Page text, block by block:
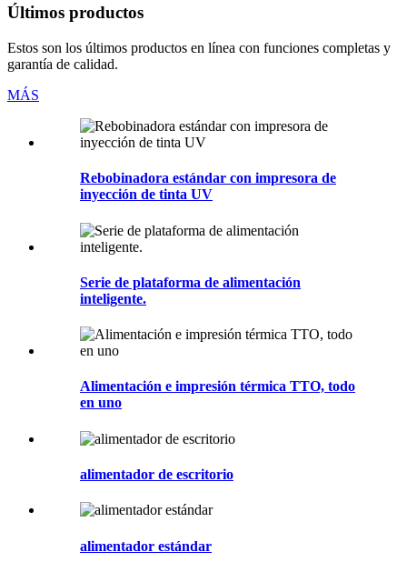
Últimos productos
Estos son los últimos productos en línea con funciones completas y
garantía de calidad.
MÁS
Rebobinadora estándar con impresora de
inyección de tinta UV
Serie de plataforma de alimentación
inteligente.
Alimentación e impresión térmica TTO, todo
en uno
alimentador de escritorio
alimentador estándar